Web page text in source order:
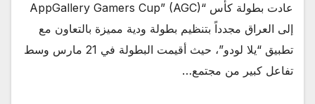
عادت بطولة كأس “AppGallery Gamers Cup” (AGC)
إلى العراق مجدداً بتنظيم بطولة ودية مميزة بالتعاون مع
تطبيق “يلا لودو”، حيث أقيمت البطولة في 21 مارس وسط
تفاعل كبير من مجتمع…